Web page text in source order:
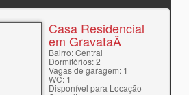
Casa Residencial
em GravataÃ­
Bairro: Central
Dormitórios: 2
Vagas de garagem: 1
WC: 1
Disponível para Locação